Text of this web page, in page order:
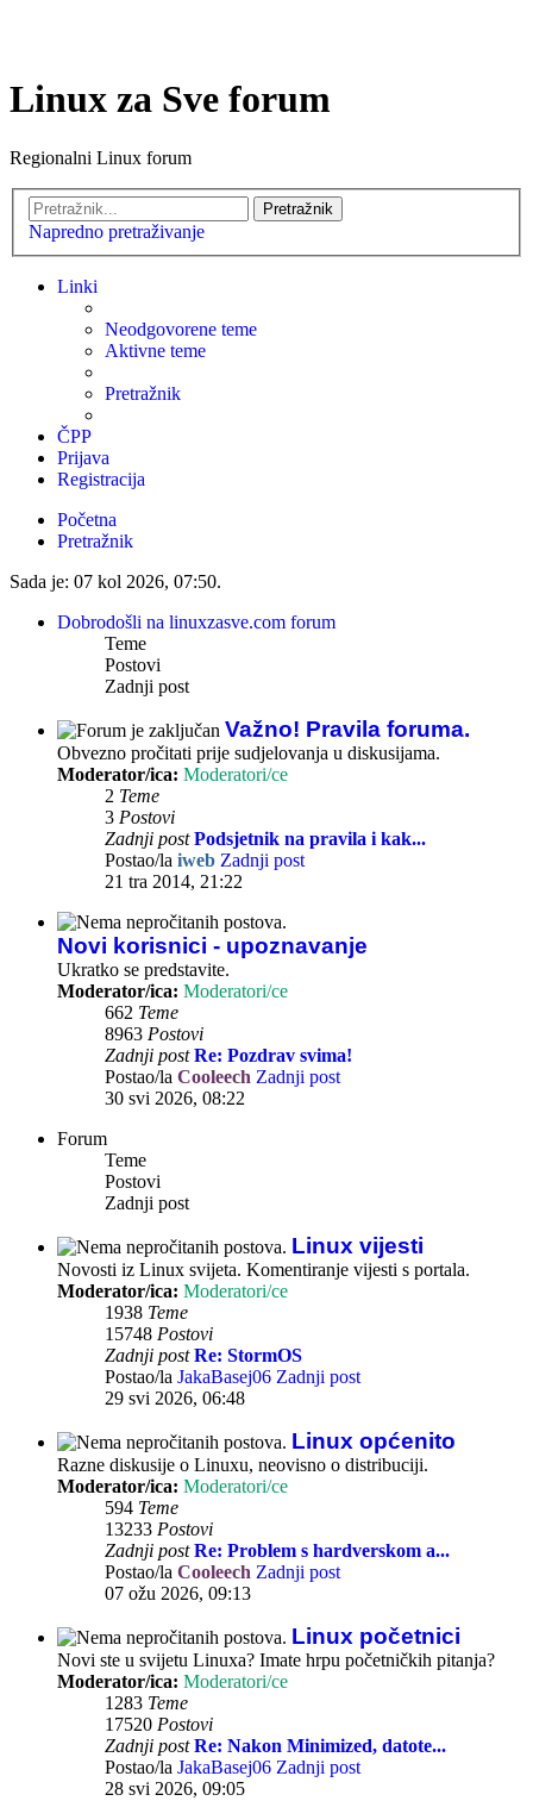
Linux za Sve forum
Regionalni Linux forum
Pretražnik
Napredno pretraživanje
Linki
Neodgovorene teme
Aktivne teme
Pretražnik
ČPP
Prijava
Registracija
Početna
Pretražnik
Sada je: 07 kol 2026, 07:50.
Dobrodošli na linuxzasve.com forum
Teme
Postovi
Zadnji post
Važno! Pravila foruma.
Obvezno pročitati prije sudjelovanja u diskusijama.
Moderator/ica: Moderatori/ce
2 Teme
3 Postovi
Zadnji post Podsjetnik na pravila i kak...
Postao/la iweb Zadnji post
21 tra 2014, 21:22
Novi korisnici - upoznavanje
Ukratko se predstavite.
Moderator/ica: Moderatori/ce
662 Teme
8963 Postovi
Zadnji post Re: Pozdrav svima!
Postao/la Cooleech Zadnji post
30 svi 2026, 08:22
Forum
Teme
Postovi
Zadnji post
Linux vijesti
Novosti iz Linux svijeta. Komentiranje vijesti s portala.
Moderator/ica: Moderatori/ce
1938 Teme
15748 Postovi
Zadnji post Re: StormOS
Postao/la JakaBasej06 Zadnji post
29 svi 2026, 06:48
Linux općenito
Razne diskusije o Linuxu, neovisno o distribuciji.
Moderator/ica: Moderatori/ce
594 Teme
13233 Postovi
Zadnji post Re: Problem s hardverskom a...
Postao/la Cooleech Zadnji post
07 ožu 2026, 09:13
Linux početnici
Novi ste u svijetu Linuxa? Imate hrpu početničkih pitanja?
Moderator/ica: Moderatori/ce
1283 Teme
17520 Postovi
Zadnji post Re: Nakon Minimized, datote...
Postao/la JakaBasej06 Zadnji post
28 svi 2026, 09:05